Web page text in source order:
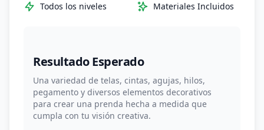
Todos los niveles
Materiales Incluidos
Resultado Esperado
Una variedad de telas, cintas, agujas, hilos,
pegamento y diversos elementos decorativos
para crear una prenda hecha a medida que
cumpla con tu visión creativa.